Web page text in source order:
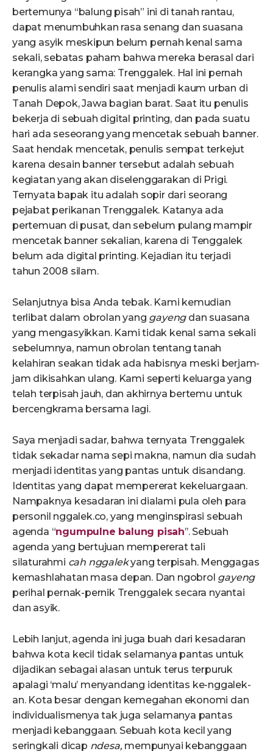
bertemunya “balung pisah” ini di tanah rantau,
dapat menumbuhkan rasa senang dan suasana
yang asyik meskipun belum pernah kenal sama
sekali, sebatas paham bahwa mereka berasal dari
kerangka yang sama: Trenggalek. Hal ini pernah
penulis alami sendiri saat menjadi kaum urban di
Tanah Depok, Jawa bagian barat. Saat itu penulis
bekerja di sebuah digital printing, dan pada suatu
hari ada seseorang yang mencetak sebuah banner.
Saat hendak mencetak, penulis sempat terkejut
karena desain banner tersebut adalah sebuah
kegiatan yang akan diselenggarakan di Prigi.
Ternyata bapak itu adalah sopir dari seorang
pejabat perikanan Trenggalek. Katanya ada
pertemuan di pusat, dan sebelum pulang mampir
mencetak banner sekalian, karena di Tenggalek
belum ada digital printing. Kejadian itu terjadi
tahun 2008 silam.
Selanjutnya bisa Anda tebak. Kami kemudian
terlibat dalam obrolan yang gayengdan suasana
yang mengasyikkan. Kami tidak kenal sama sekali
sebelumnya, namun obrolan tentang tanah
kelahiran seakan tidak ada habisnya meski berjam-
jam dikisahkan ulang. Kami seperti keluarga yang
telah terpisah jauh, dan akhirnya bertemu untuk
bercengkrama bersama lagi.
Saya menjadi sadar, bahwa ternyata Trenggalek
tidak sekadar nama sepi makna, namun dia sudah
menjadi identitas yang pantas untuk disandang.
Identitas yang dapat mempererat kekeluargaan.
Nampaknya kesadaran ini dialami pula oleh para
personil nggalek.co, yang menginspirasi sebuah
agenda “ngumpulne balung pisah’’. Sebuah
agenda yang bertujuan mempererat tali
silaturahmi cah nggalekyang terpisah. Menggagas
kemashlahatan masa depan. Dan ngobrol gayeng
perihal pernak-pernik Trenggalek secara nyantai
dan asyik.
Lebih lanjut, agenda ini juga buah dari kesadaran
bahwa kota kecil tidak selamanya pantas untuk
dijadikan sebagai alasan untuk terus terpuruk
apalagi ‘malu’ menyandang identitas ke-nggalek-
an. Kota besar dengan kemegahan ekonomi dan
individualismenya tak juga selamanya pantas
menjadi kebanggaan. Sebuah kota kecil yang
seringkali dicap ndesa, mempunyai kebanggaan